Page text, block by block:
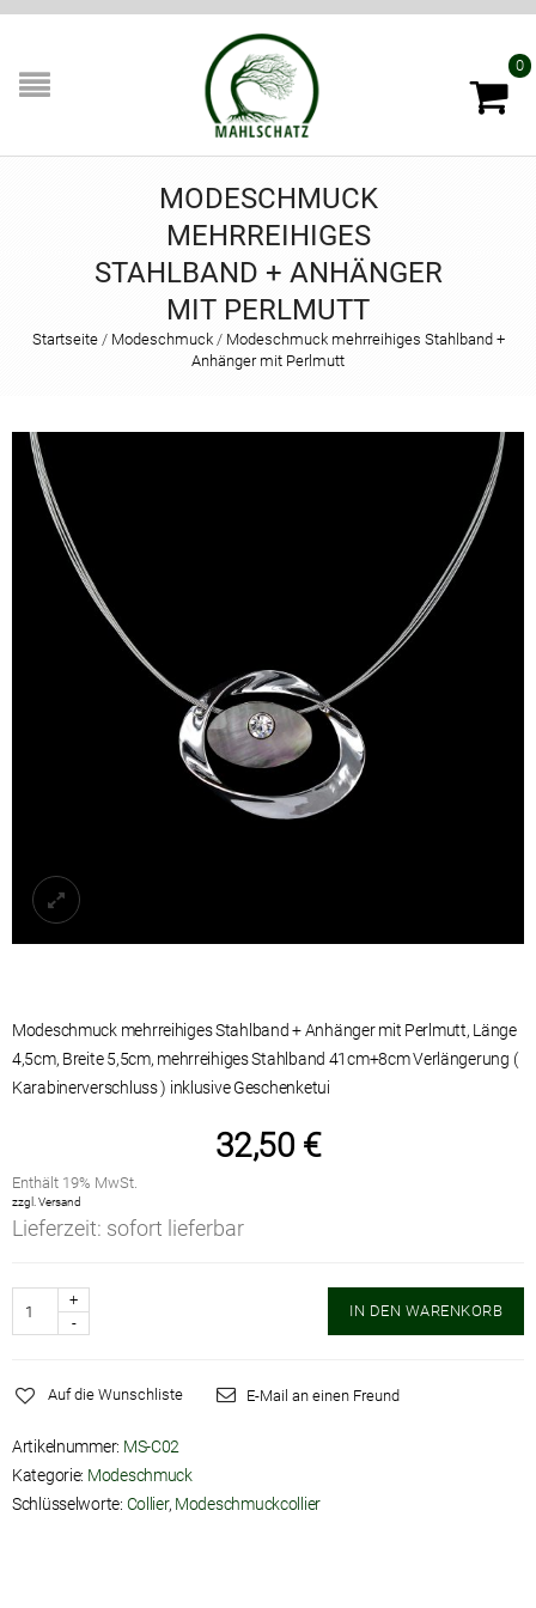
0
MODESCHMUCK
MEHRREIHIGES
STAHLBAND + ANHÄNGER
MIT PERLMUTT
Startseite / Modeschmuck /Modeschmuck mehrreihiges Stahlband +
Anhänger mit Perlmutt
Modeschmuck mehrreihiges Stahlband + Anhänger mit Perlmutt, Länge
4,5cm, Breite 5,5cm, mehrreihiges Stahlband 41cm+8cm Verlängerung (
Karabinerverschluss )
32,50 €
Enthält 19% MwSt.
zzgl.Versand
Lieferzeit: sofort lieferbar
IN DEN WARENKORB
Auf die Wunschliste E-Mail an einen Freund
Artikelnummer: MS-C02
Kategorie: Modeschmuck
Schlüsselworte: Collier, Modeschmuckcollier